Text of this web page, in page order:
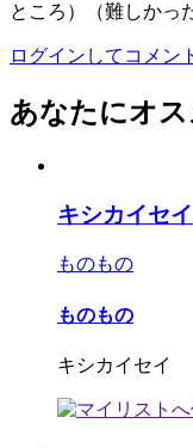
ところ）（難しかっ
ログインしてコメン
あなたにオ
キシカイセイ
ものもの
ものもの
キシカイセイ